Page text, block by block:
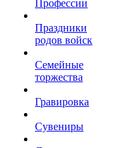
Профессии
Праздники
родов войск
Семейные
торжества
Гравировка
Сувениры